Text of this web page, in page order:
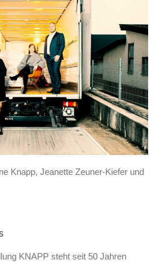
Knapp, Jeanette Zeuner-Kiefer und
KNAPP steht seit 50 Jahren